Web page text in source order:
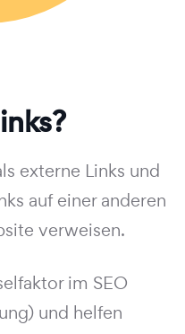
externe Links und
auf einer anderen
verweisen.
im SEO
und helfen